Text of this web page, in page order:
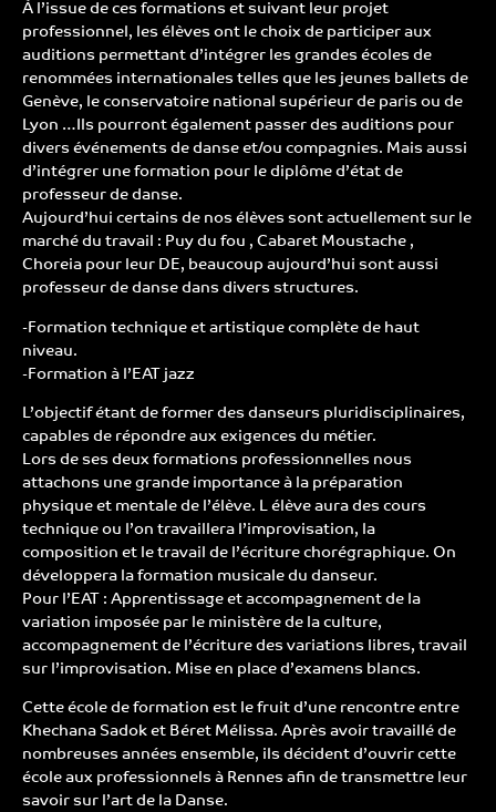
À l’issue de ces formations et suivant leur projet
professionnel, les élèves ont le choix de participer aux
auditions permettant d’intégrer les grandes écoles de
renommées internationales telles que les jeunes ballets de
Genève, le conservatoire national supérieur de paris ou de
Lyon …Ils pourront également passer des auditions pour
divers événements de danse et/ou compagnies. Mais aussi
d’intégrer une formation pour le diplôme d’état de
professeur de danse.
Aujourd’hui certains de nos élèves sont actuellement sur le
marché du travail : Puy du fou , Cabaret Moustache ,
Choreia pour leur DE, beaucoup aujourd’hui sont aussi
professeur de danse dans divers structures.
-Formation technique et artistique complète de haut
niveau.
-Formation à l’EAT jazz
L’objectif étant de former des danseurs pluridisciplinaires,
capables de répondre aux exigences du métier.
Lors de ses deux formations professionnelles nous
attachons une grande importance à la préparation
physique et mentale de l’élève. L élève aura des cours
technique ou l’on travaillera l’improvisation, la
composition et le travail de l’écriture chorégraphique. On
développera la formation musicale du danseur.
Pour l’EAT : Apprentissage et accompagnement de la
variation imposée par le ministère de la culture,
accompagnement de l’écriture des variations libres, travail
sur l’improvisation. Mise en place d’examens blancs.
Cette école de formation est le fruit d’une rencontre entre
Khechana Sadok et Béret Mélissa. Après avoir travaillé de
nombreuses années ensemble, ils décident d’ouvrir cette
école aux professionnels à Rennes afin de transmettre leur
savoir sur l’art de la Danse.